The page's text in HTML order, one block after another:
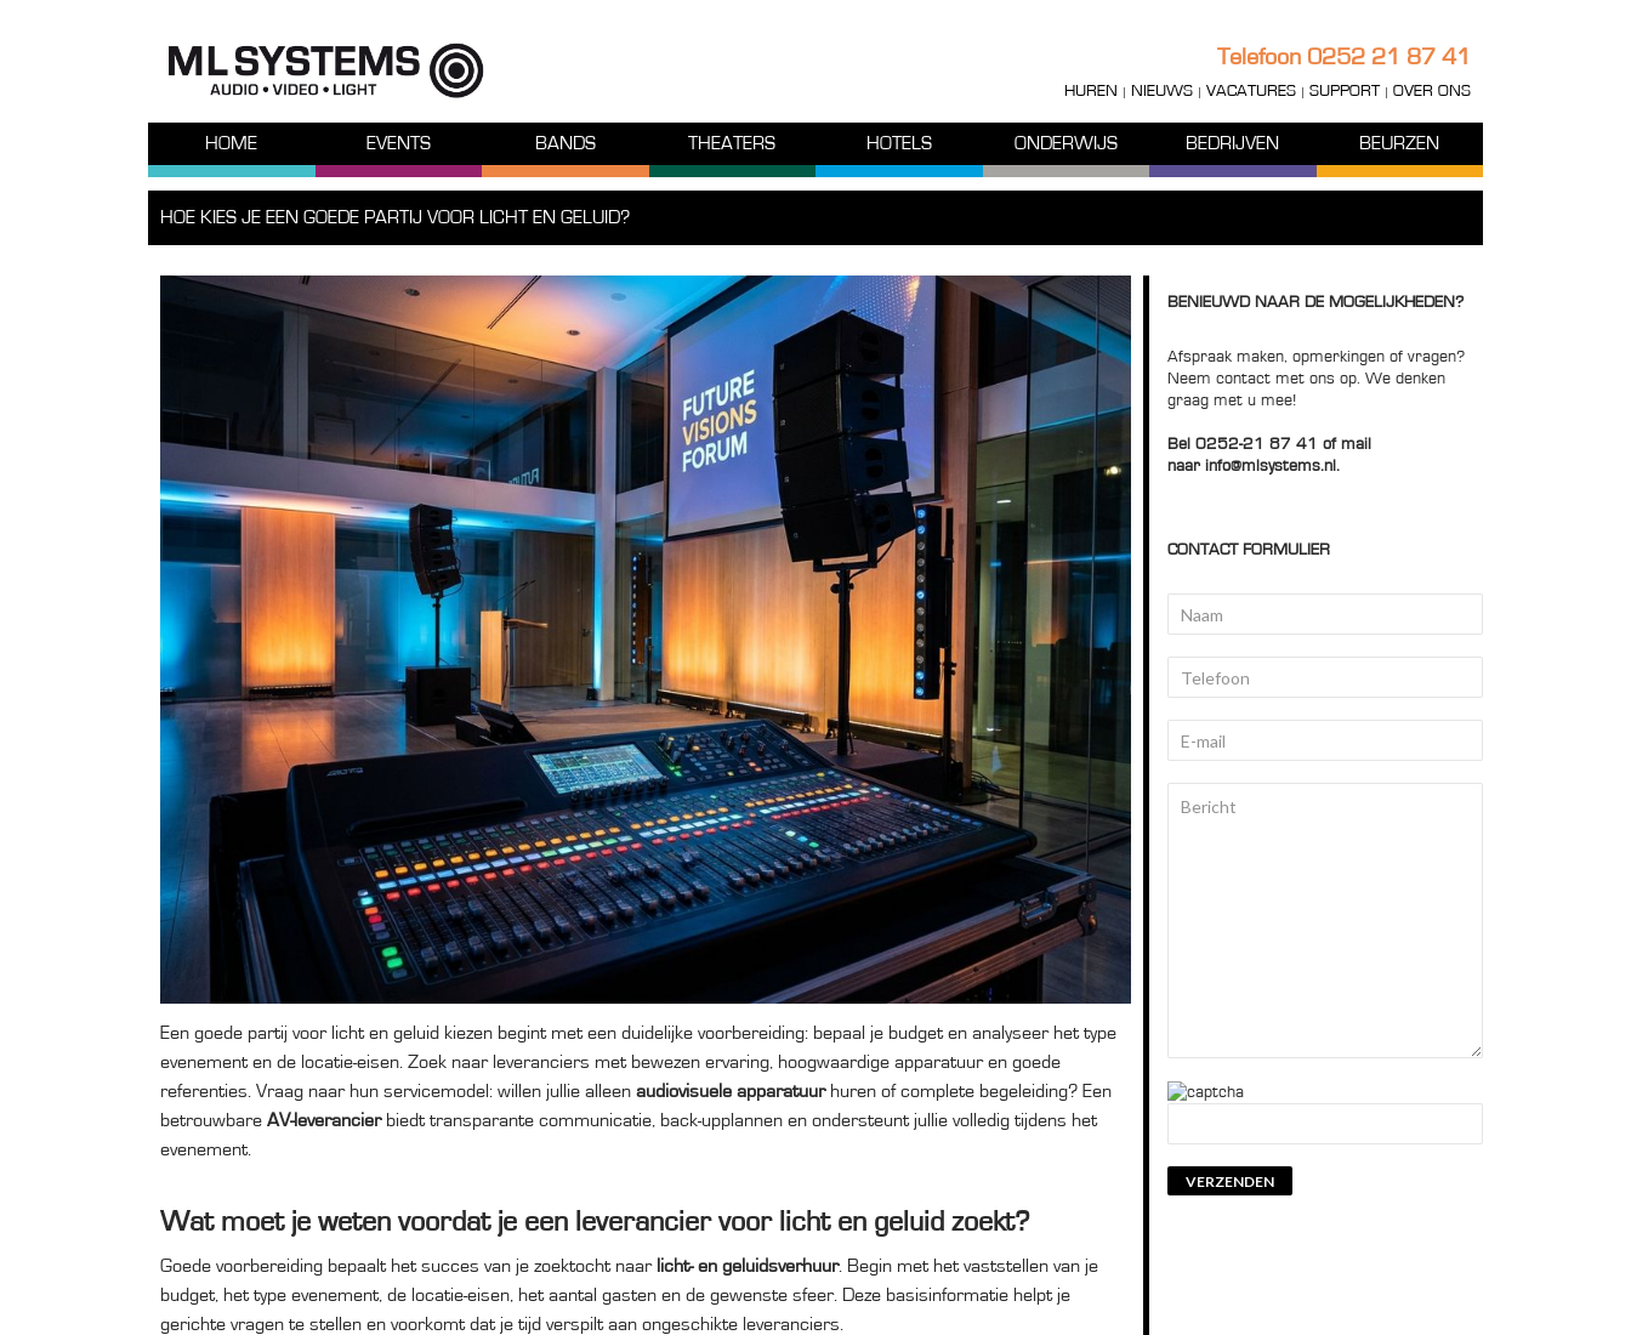
Telefoon 0252 21 87 41
HUREN NIEUWS VACATURES SUPPORT OVER ONS
HOME EVENTS BANDS THEATERS HOTELS ONDERWIJS BEDRIJVEN BEURZEN
HOE KIES JE EEN GOEDE PARTIJ VOOR LICHT EN GELUID?
Een goede partij voor licht en geluid kiezen begint met een duidelijke voorbereiding: bepaal je budget en analyseer het type
evenement en de locatie-eisen. Zoek naar leveranciers met bewezen ervaring, hoogwaardige apparatuur en goede
referenties. Vraag naar hun servicemodel: willen jullie alleen audiovisuele apparatuurhuren of complete begeleiding? Een
betrouwbare AV-leverancierbiedt transparante communicatie, back-upplannen en ondersteunt jullie volledig tijdens het
evenement.
Wat moet je weten voordat je een leverancier voor licht en geluid zoekt?
Goede voorbereiding bepaalt het succes van je zoektocht naar licht- en geluidsverhuur. Begin met het vaststellen van je
budget, het type evenement, de locatie-eisen, het aantal gasten en de gewenste sfeer. Deze basisinformatie helpt je
gerichte vragen te stellen en voorkomt dat je tijd verspilt aan ongeschikte leveranciers.
BENIEUWD NAAR DE MOGELIJKHEDEN?
Afspraak maken, opmerkingen of vragen?
Neem contact met ons op. We denken
graag met u mee!
Bel 0252-21 87 41 of mail
naar info@mlsystems.nl .
CONTACT FORMULIER